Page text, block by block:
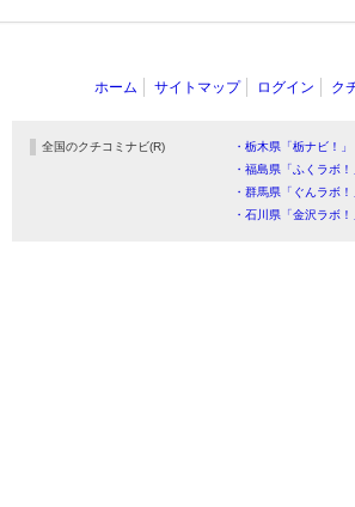
ホーム サイトマップ ログイン ク
全国のクチコミナビ(R) ・栃木県「栃ナビ！」
・福島県「ふくラボ！
・群馬県「ぐんラボ！
・石川県「金沢ラボ！